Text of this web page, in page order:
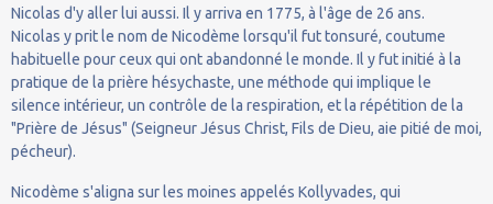
Nicolas d'y aller lui aussi. Il y arriva en 1775, à l'âge de 26 ans.
Nicolas y prit le nom de Nicodème lorsqu'il fut tonsuré, coutume
habituelle pour ceux qui ont abandonné le monde. Il y fut initié à la
pratique de la prière hésychaste, une méthode qui implique le
silence intérieur, un contrôle de la respiration, et la répétition de la
"Prière de Jésus" (Seigneur Jésus Christ, Fils de Dieu, aie pitié de moi,
pécheur).
Nicodème s'aligna sur les moines appelés Kollyvades, qui